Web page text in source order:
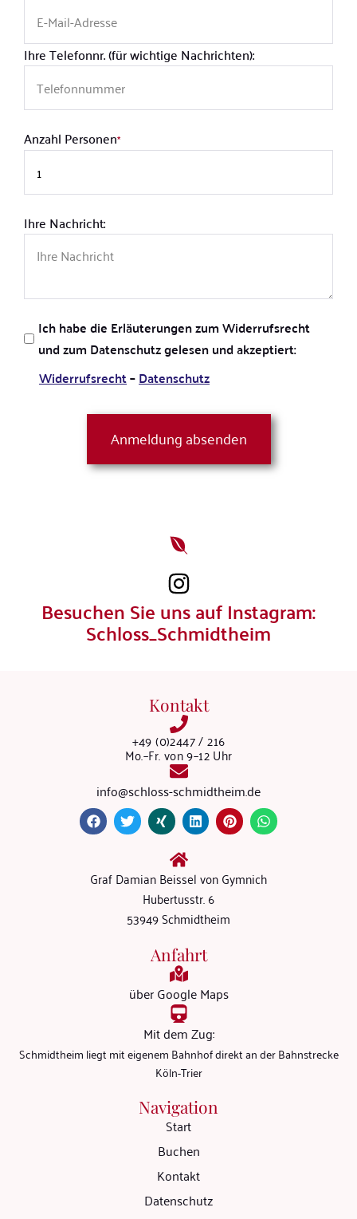
Ihre Telefonnr. (für wichtige Nachrichten):
Anzahl Personen*
Ihre Nachricht:
Ich habe die Erläuterungen zum Widerrufsrecht
und zum Datenschutz gelesen und akzeptiert:
Widerrufsrecht–Datenschutz
Anmeldung absenden
Besuchen Sie uns auf Instagram:
Schloss_Schmidtheim
Kontakt
+49 (0)2447 / 216
Mo.–Fr. von 9–12 Uhr
info@schloss-schmidtheim.de
Graf Damian Beissel von Gymnich
Hubertusstr. 6
53949 Schmidtheim
Anfahrt
über Google Maps
Mit dem Zug:
Schmidtheim liegt mit eigenem Bahnhof direkt an der Bahnstrecke
Köln-Trier
Navigation
Start
Buchen
Kontakt
Datenschutz